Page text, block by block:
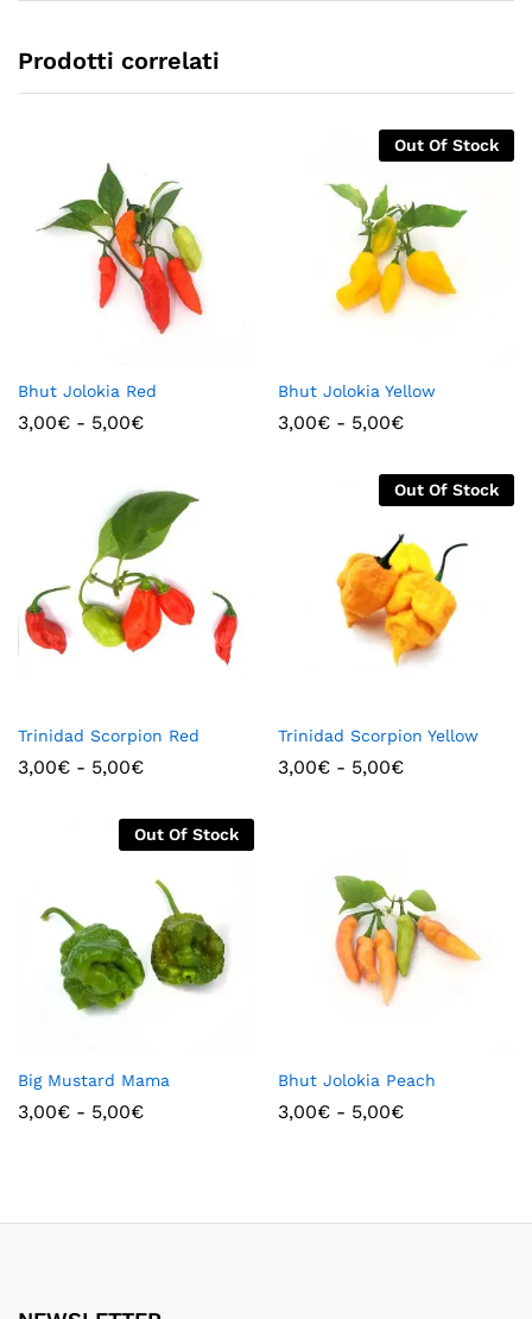
Prodotti correlati
Bhut Jolokia Red
3,00€ - 5,00€
Out Of Stock
Bhut Jolokia Yellow
3,00€ - 5,00€
Trinidad Scorpion Red
3,00€ - 5,00€
Out Of Stock
Trinidad Scorpion Yellow
3,00€ - 5,00€
Out Of Stock
Big Mustard Mama
3,00€ - 5,00€
Bhut Jolokia Peach
3,00€ - 5,00€